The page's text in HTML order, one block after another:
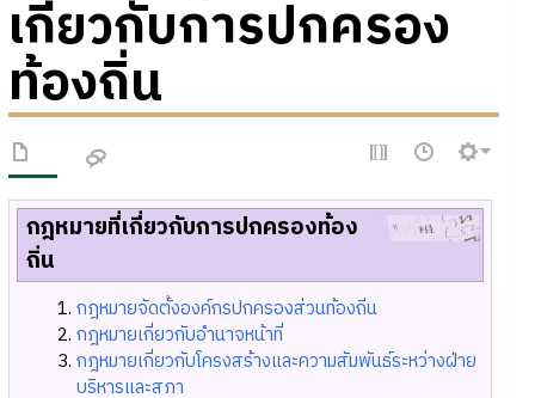
เกี่ยวกับการปกครอง
ท้องถิ่น
กฎหมายที่เกี่ยวกับการปกครองท้อง
ถิ่น
กฎหมายจัดตั้งองค์กรปกครองส่วนท้องถิ่น
กฎหมายเกี่ยวกับอำนาจหน้าที่
กฎหมายเกี่ยวกับโครงสร้างและความสัมพันธ์ระหว่างฝ่าย
บริหารและสภา